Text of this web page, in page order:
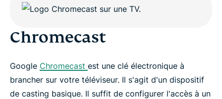
Chromecast
Google Chromecast est une clé électronique à
brancher sur votre téléviseur. Il s'agit d'un dispositif
de casting basique. Il suffit de configurer l'accès à un